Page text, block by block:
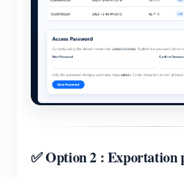
✅ Option 2 : Exportation